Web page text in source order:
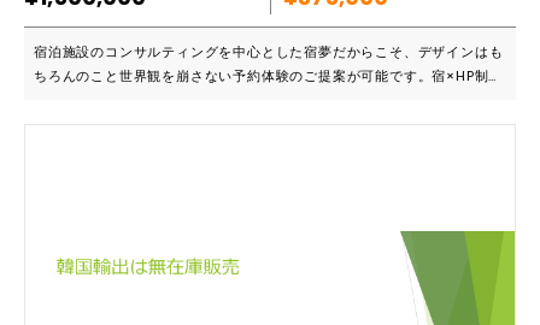
宿泊施設のコンサルティングを中心とした宿夢だからこそ、デザインはも
ちろんのこと世界観を崩さない予約体験のご提案が可能です。宿×HP制作
P制作会社は多いが、旅館・ホテルの専門家に依頼したい ・デザインだけ
ザインを通して、施設様の魅力並びに価値を最大限に正しくユーザーに伝
し、使用されている端末、 アクセスの時間帯の傾向、離脱の多いページ